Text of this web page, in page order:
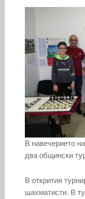
В навечерието
два общински
В открития
шахматисти. В